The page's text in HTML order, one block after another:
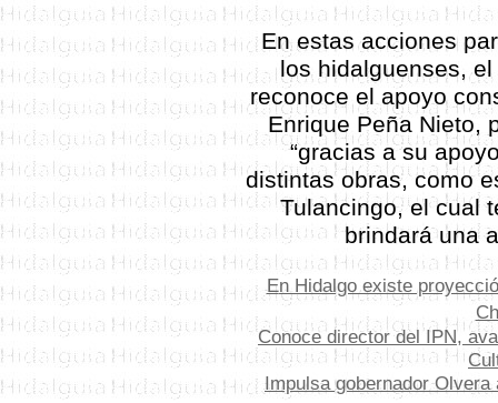
En estas acciones
los hidalguenses,
reconoce el apoyo
Enrique Peña Nieto,
“gracias a su
distintas obras, como
Tulancingo, el cual
brindará una
En Hidalgo existe
Conoce director del IPN,
Impulsa gobernador